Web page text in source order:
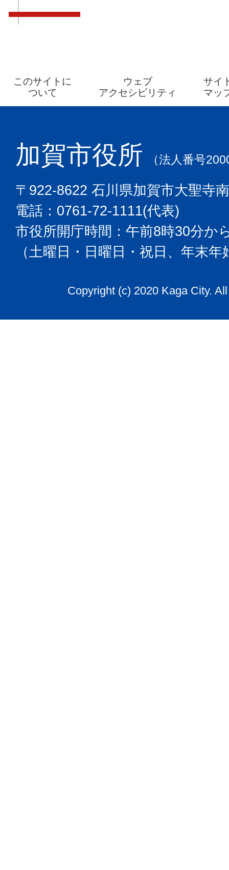
このサイトに
ついて
ウェブ
アクセシビリティ
サイ
マッ
加賀市役所 （法人番号
〒922-8622 石川県加賀市大聖寺
電話：0761-72-1111(代表)
市役所開庁時間：午前8時30分か
（土曜日・日曜日・祝日、年末
Copyright (c) 2020 Kaga City.